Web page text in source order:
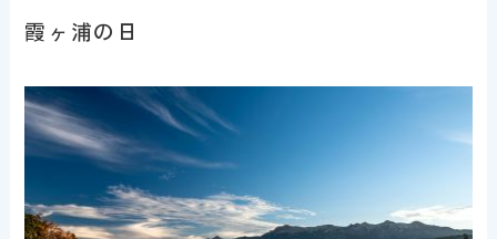
霞ヶ浦の日